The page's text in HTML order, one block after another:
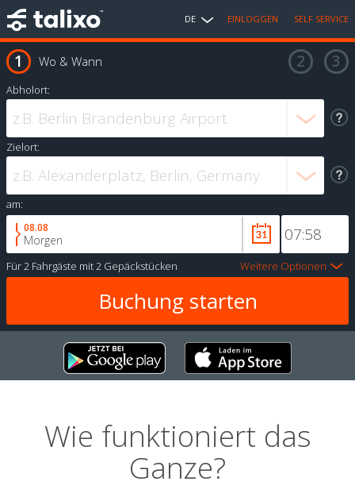
DE EINLOGGEN SELF SERVICE
Wo & Wann
Abholort:
Zielort:
am:
08.08
Morgen
Für2 Fahrgäste mit2 Gepäckstücken Weitere Optionen
Wie funktioniert das
Ganze?